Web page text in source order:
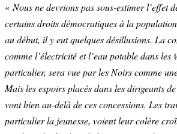
« Nous ne devrions pas sous-estimer l’effet
certains droits démocratiques à la
au début, il y eut quelques désillusions. La
comme l’électricité et l’eau potable dans les
particulier, sera vue par les Noirs comme
Mais les espoirs placés dans les dirigeants
vont bien au-delà de ces concessions. Les
particulier la jeunesse, voient leur colère